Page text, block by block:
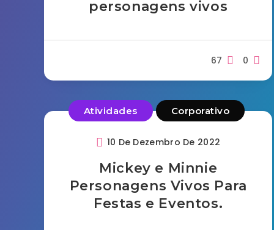
personagens vivos
0
67
Atividades Corporativo
10 De Dezembro De 2022
Mickey e Minnie
Personagens Vivos Para
Festas e Eventos.